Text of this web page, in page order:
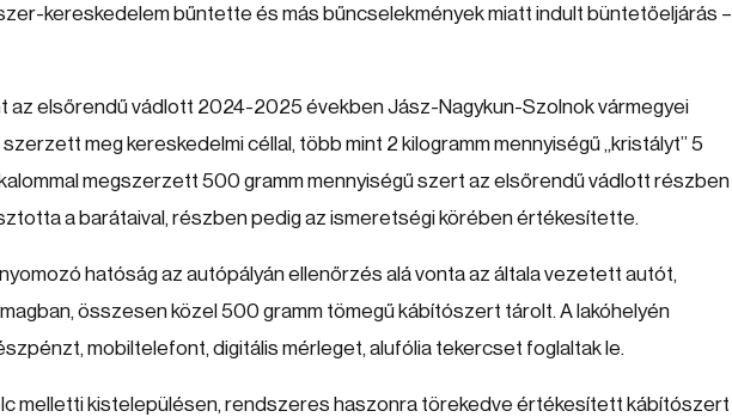
kereskedelem bűntette és más bűncselekmények miatt indult büntetőeljárás –
az elsőrendű vádlott 2024-2025 években Jász-Nagykun-Szolnok vármegyei
meg kereskedelmi céllal, több mint 2 kilogramm mennyiségű „kristályt” 5
megszerzett 500 gramm mennyiségű szert az elsőrendű vádlott részben
a barátaival, részben pedig az ismeretségi körében értékesítette.
hatóság az autópályán ellenőrzés alá vonta az általa vezetett autót,
összesen közel 500 gramm tömegű kábítószert tárolt. A lakóhelyén
mobiltelefont, digitális mérleget, alufólia tekercset foglaltak le.
melletti kistelepülésen, rendszeres haszonra törekedve értékesített kábítószert